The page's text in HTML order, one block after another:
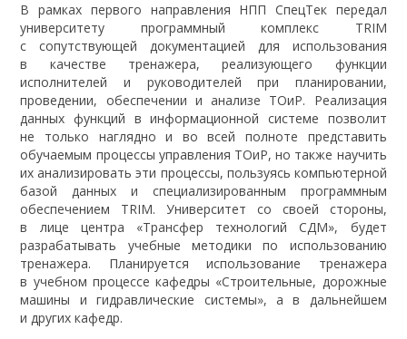
В рамках первого направления НПП СпецТек передал
университету программный комплекс TRIM
c сопутствующей документацией для использования
в качестве тренажера, реализующего функции
исполнителей и руководителей при планировании,
проведении, обеспечении и анализе ТОиР. Реализация
данных функций в информационной системе позволит
не только наглядно и во всей полноте представить
обучаемым процессы управления ТОиР, но также научить
их анализировать эти процессы, пользуясь компьютерной
базой данных и специализированным программным
обеспечением TRIM. Университет со своей стороны,
в лице центра «Трансфер технологий СДМ», будет
разрабатывать учебные методики по использованию
тренажера. Планируется использование тренажера
в учебном процессе кафедры «Строительные, дорожные
машины и гидравлические системы», а в дальнейшем
и других кафедр.